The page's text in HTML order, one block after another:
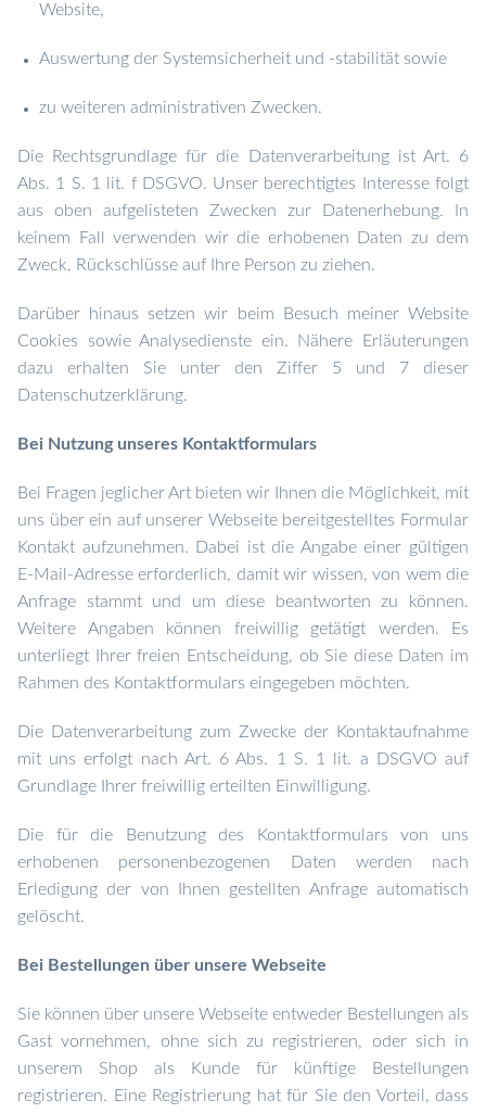
Website,
Auswertung der Systemsicherheit und -stabilität sowie
zu weiteren administrativen Zwecken.
Die Rechtsgrundlage für die Datenverarbeitung ist Art. 6
Abs. 1 S. 1 lit. f DSGVO. Unser berechtigtes Interesse folgt
aus oben aufgelisteten Zwecken zur Datenerhebung. In
keinem Fall verwenden wir die erhobenen Daten zu dem
Zweck, Rückschlüsse auf Ihre Person zu ziehen.
Darüber hinaus setzen wir beim Besuch meiner Website
Cookies sowie Analysedienste ein. Nähere Erläuterungen
dazu erhalten Sie unter den Ziffer 5 und 7 dieser
Datenschutzerklärung.
Bei Nutzung unseres Kontaktformulars
Bei Fragen jeglicher Art bieten wir Ihnen die Möglichkeit, mit
uns über ein auf unserer Webseite bereitgestelltes Formular
Kontakt aufzunehmen. Dabei ist die Angabe einer gültigen
E-Mail-Adresse erforderlich, damit wir wissen, von wem die
Anfrage stammt und um diese beantworten zu können.
Weitere Angaben können freiwillig getätigt werden.
Es
unterliegt Ihrer freien Entscheidung, ob Sie diese Daten im
Rahmen des Kontaktformulars eingegeben möchten.
Die Datenverarbeitung zum Zwecke der Kontaktaufnahme
mit uns erfolgt nach Art. 6 Abs. 1 S. 1 lit. a DSGVO auf
Grundlage Ihrer freiwillig erteilten Einwilligung.
Die für die Benutzung des Kontaktformulars von uns
erhobenen personenbezogenen Daten werden nach
Erledigung der von Ihnen gestellten Anfrage automatisch
gelöscht.
Bei Bestellungen über unsere Webseite
Sie können über unsere Webseite entweder Bestellungen als
Gast vornehmen, ohne sich zu registrieren, oder sich in
unserem Shop als Kunde für künftige Bestellungen
registrieren. Eine Registrierung hat für Sie den Vorteil, dass